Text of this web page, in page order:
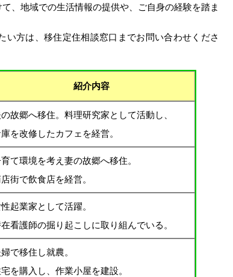
、地域での生活情報の提供や、ご自身の経験を踏ま
い方は、移住定住相談窓口までお問い合わせくださ
紹介内容
故郷へ移住。料理研究家として活動し、
を改修したカフェを経営。
て環境を考え妻の故郷へ移住。
街で飲食店を経営。
起業家として活躍。
看護師の掘り起こしに取り組んでいる。
で移住し就農。
を購入し、作業小屋を建設。